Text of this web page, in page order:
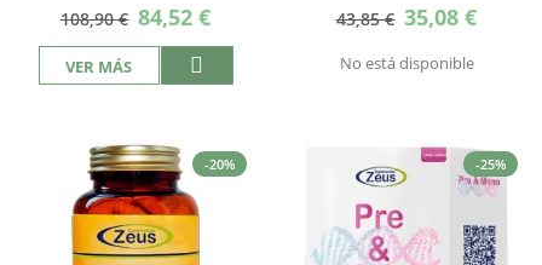
108,90 € Precio
especial
84,52 €
VER MÁS
43,85 € Precio
especial
35,08 €
No está disponible
-20% -25%